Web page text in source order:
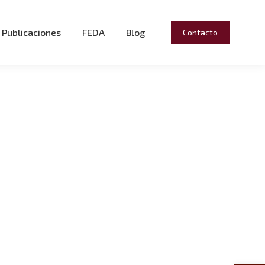
Publicaciones FEDA Blog Contacto